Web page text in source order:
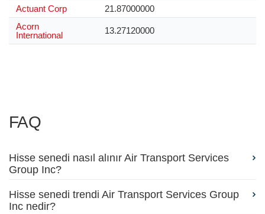
Actuant Corp
21.87000000
Acorn
International
13.27120000
FAQ
Hisse senedi nasıl alınır Air Transport Services
Group Inc?
Hisse senedi trendi Air Transport Services Group
Inc nedir?